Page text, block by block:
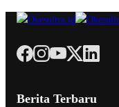
Berita Terbaru